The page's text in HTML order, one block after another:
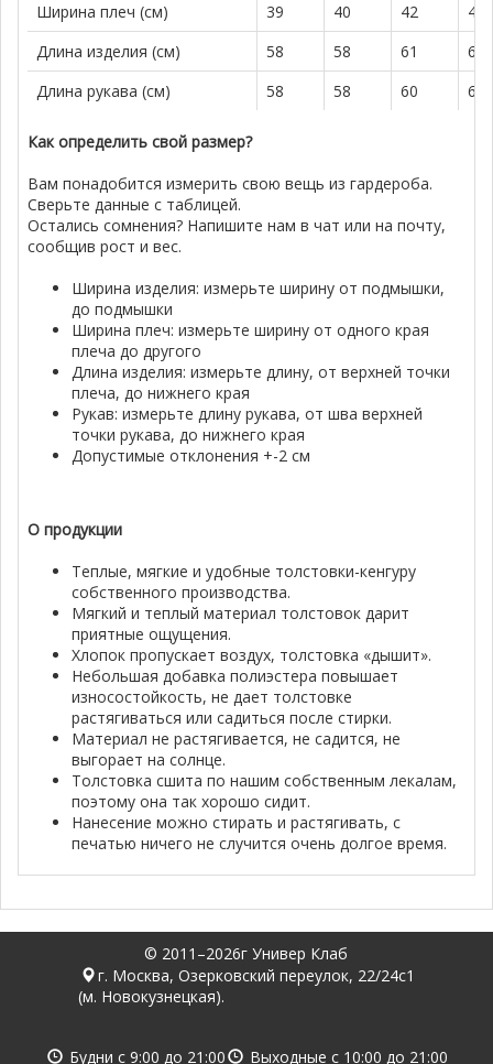
Ширина плеч (см)
39 40 42
45
Длина изделия (см)
58 58 61
61
Длина рукава (см)
58 58 60 62
Как определить свой размер?
Вам понадобится измерить свою вещь из гардероба.
Сверьте данные с таблицей.
Остались сомнения? Напишите нам в чат или на почту,
сообщив рост и вес.
Ширина изделия: измерьте ширину от подмышки,
до подмышки
Ширина плеч: измерьте ширину от одного края
плеча до другого
Длина изделия: измерьте длину, от верхней точки
плеча, до нижнего края
Рукав: измерьте длину рукава, от шва верхней
точки рукава, до нижнего края
Допустимые отклонения +-2 см
О продукции
Теплые, мягкие и удобные толстовки-кенгуру
собственного производства.
Мягкий и теплый материал толстовок дарит
приятные ощущения.
Хлопок пропускает воздух, толстовка «дышит».
Небольшая добавка полиэстера повышает
износостойкость, не дает толстовке
растягиваться или садиться после стирки.
Материал не растягивается, не садится, не
выгорает на солнце.
Толстовка сшита по нашим собственным лекалам,
поэтому она так хорошо сидит.
Нанесение можно стирать и растягивать, с
печатью ничего не случится очень долгое время.
© 2011–2026г Универ Клаб
г. Москва, Озерковский переулок, 22/24с1
(м. Новокузнецкая).
Будни с 9:00 до 21:00 Выходные с 10:00 до 21:00